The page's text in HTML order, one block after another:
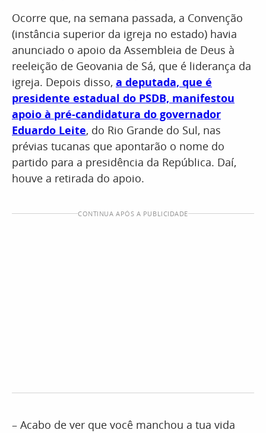
Ocorre que, na semana passada, a Convenção
(instância superior da igreja no estado) havia
anunciado o apoio da Assembleia de Deus à
reeleição de Geovania de Sá, que é liderança da
igreja. Depois disso, a deputada, que é
presidente estadual do PSDB, manifestou
apoio à pré-candidatura do governador
Eduardo Leite, do Rio Grande do Sul, nas
prévias tucanas que apontarão o nome do
partido para a presidência da República. Daí,
houve a retirada do apoio.
CONTINUA APÓS A PUBLICIDADE
– Acabo de ver que você manchou a tua vida